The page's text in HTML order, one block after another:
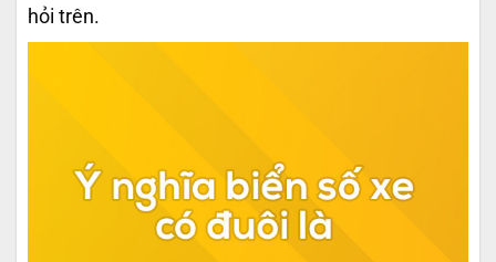
hỏi trên.